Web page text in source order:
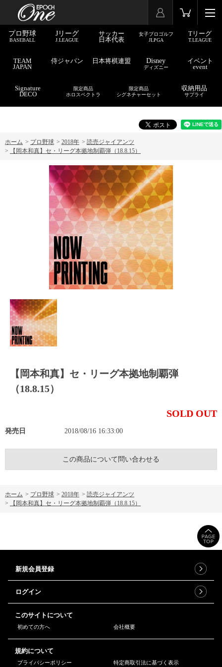
プロ野球
BASEBALL
Jリーグ
J.LEAGUE
サッカー
日本代表
女子プロゴルフ
JLPGA
Tリーグ
T.LEAGUE
TEAM
JAPAN
侍ジャパン 日本将棋連盟 Disney
ディズニー
イベント
event
Signature
DECO
限定商品
ホロスペクトラ
限定商品
シグネチャーセット
収納用品
サプライ
ホーム > プロ野球 > 2018年 > 読売ジャイアンツ
>
【岡本和真】セ・リーグ本拠地制覇弾（18.8.15）
【岡本和真】セ・リーグ本拠地制覇弾
（18.8.15）
SOLD OUT
発売日 2018/08/16 16:33:00
この商品について問い合わせる
ホーム > プロ野球 > 2018年 > 読売ジャイアンツ
>
【岡本和真】セ・リーグ本拠地制覇弾（18.8.15）
新規会員登録
ログイン
このサイトについて
初めての方へ 会社概要
規約について
プライバシーポリシー 特定商取引法に基づく表示